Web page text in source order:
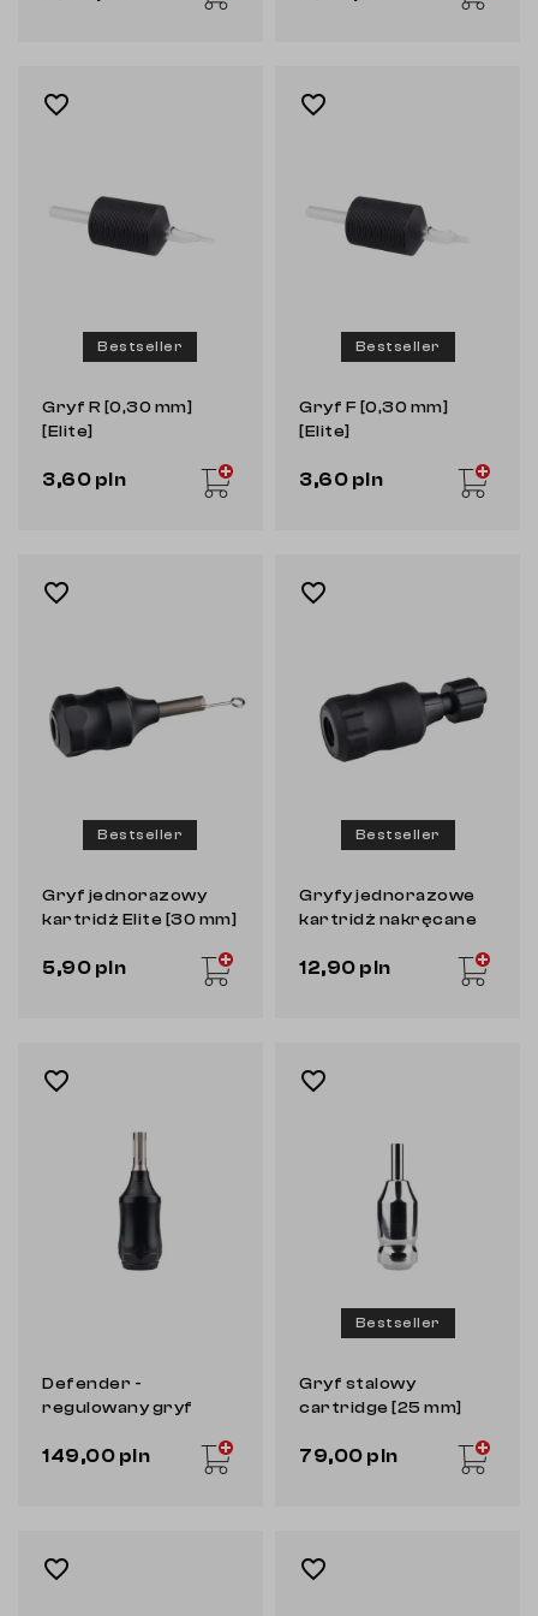
Bestseller
favorite_border
Gryf R [0,30 mm]
[Elite]
3,60 pln
Bestseller
favorite_border
Gryf F [0,30 mm]
[Elite]
3,60 pln
Bestseller
favorite_border
Gryf jednorazowy
kartridż Elite [30 mm]
5,90 pln
Bestseller
favorite_border
Gryfy jednorazowe
kartridż nakręcane
12,90 pln
favorite_border
Defender -
regulowany gryf
149,00 pln
Bestseller
favorite_border
Gryf stalowy
cartridge [25 mm]
79,00 pln
favorite_border favorite_border